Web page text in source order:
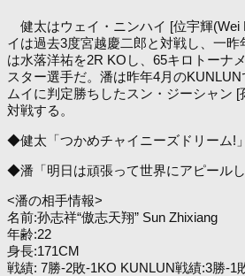
健太はウェイ・ニンハイ [位宇輝(Wei
イは過去3度宮越慶二郎と対戦し、一
は水落洋祐を2R KOし、65キロトーナ
スター選手だ。潘は昨年4月の
ムイに判定勝ちしたスン・ジーシャン [
対戦する。
◆健太「つかめチャイニーズドリーム!」
◆潘「明日は頑張って世界にアピールし
<潘の相手情報>
名前:孙志祥“傲志天翔” Sun Zhixiang
年齢:22
身長:171CM
戦績: 7勝-2敗-1KO KUNLUN戦績:3勝-1